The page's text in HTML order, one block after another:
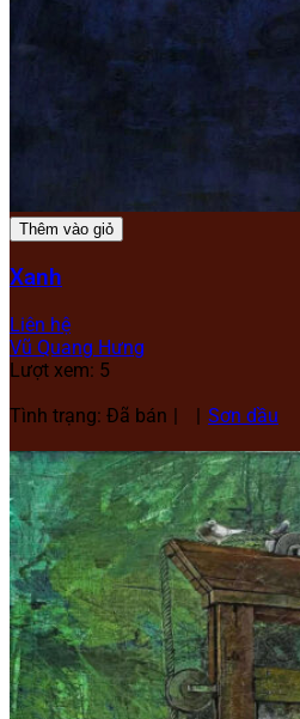
Thêm vào giỏ
Xanh
Liên hệ
Vũ Quang Hưng
Lượt xem: 5
Tình trạng: Đã bán
Sơn dầu